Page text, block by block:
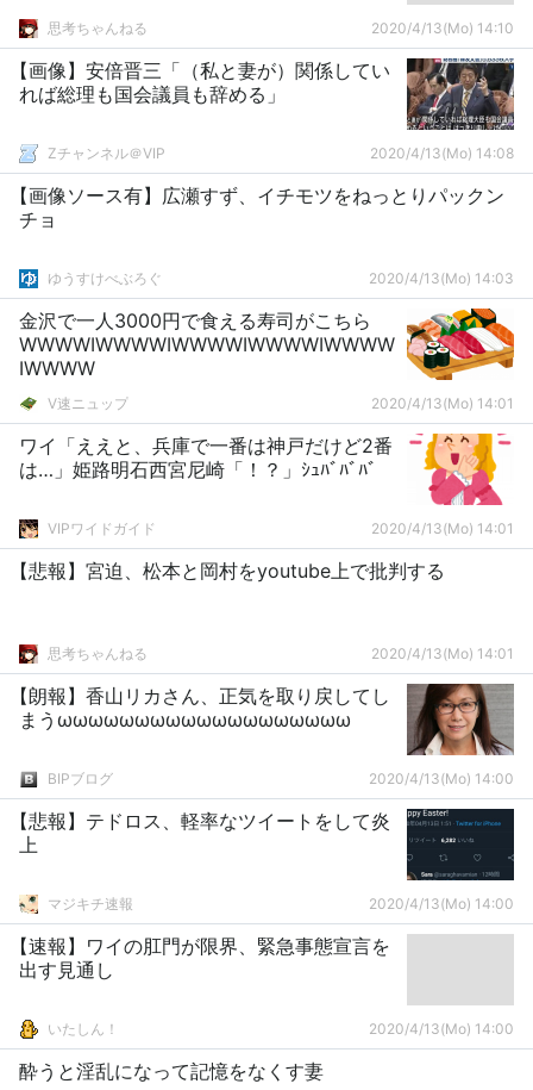
思考ちゃんねる 2020/4/13(Mo) 14:10
【画像】安倍晋三「（私と妻が）関係してい
れば総理も国会議員も辞める」
Zチャンネル＠VIP 2020/4/13(Mo) 14:08
【画像ソース有】広瀬すず、イチモツをねっとりパックン
チョ
ゆうすけべぶろぐ 2020/4/13(Mo) 14:03
金沢で一人3000円で食える寿司がこちら
WWWWIWWWWIWWWWIWWWWIWWWW
IWWWW
V速ニュップ 2020/4/13(Mo) 14:01
ワイ「ええと、兵庫で一番は神戸だけど2番
は…」姫路明石西宮尼崎「！？」ｼｭﾊﾞﾊﾞﾊﾞ
VIPワイドガイド 2020/4/13(Mo) 14:01
【悲報】宮迫、松本と岡村をyoutube上で批判する
思考ちゃんねる 2020/4/13(Mo) 14:01
【朗報】香山リカさん、正気を取り戻してし
まうωωωωωωωωωωωωωωωωωωω
BIPブログ 2020/4/13(Mo) 14:00
【悲報】テドロス、軽率なツイートをして炎
上
マジキチ速報 2020/4/13(Mo) 14:00
【速報】ワイの肛門が限界、緊急事態宣言を
出す見通し
いたしん！ 2020/4/13(Mo) 14:00
酔うと淫乱になって記憶をなくす妻